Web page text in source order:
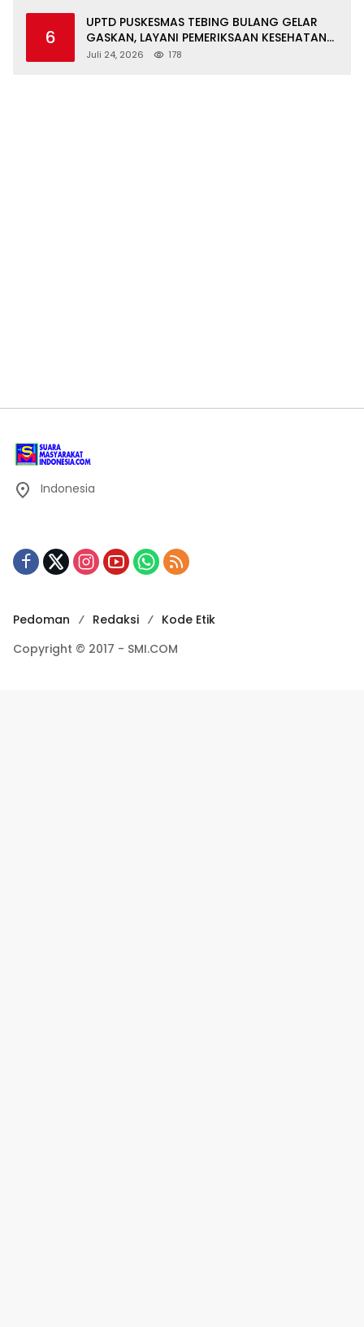
6
UPTD PUSKESMAS TEBING BULANG GELAR
GASKAN, LAYANI PEMERIKSAAN KESEHATAN
GRATIS UNTUK ASN DI SUNGAI KERUH
Juli 24, 2026 178
Indonesia
Pedoman Redaksi
Kode Etik
Copyright © 2017 - SMI.COM